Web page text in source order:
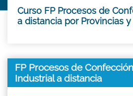
Curso FP Procesos de
a distancia por Provincias
FP Procesos de Confección
Industrial a distancia